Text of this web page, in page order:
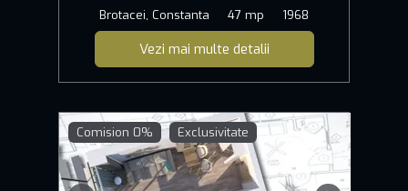
Brotacei, Constanta
47 mp 1968
Vezi mai multe detalii
Comision 0% Exclusivitate